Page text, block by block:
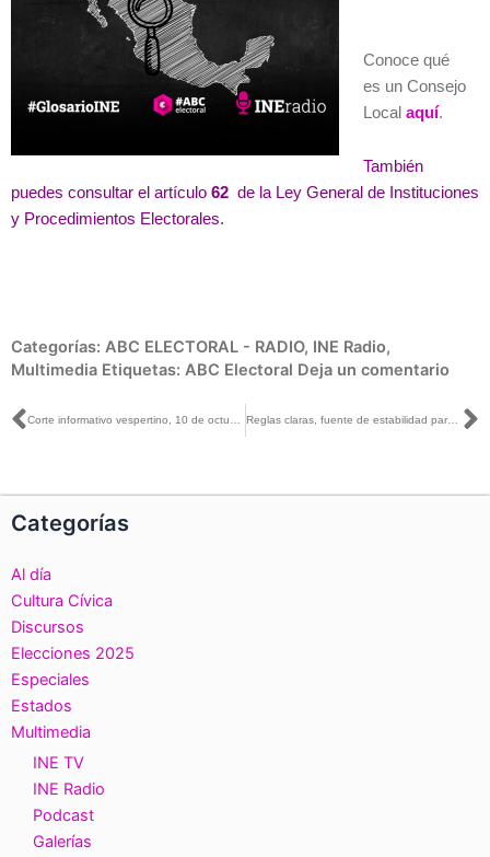
Conoce qué
es un Consejo
Local aquí.
También
puedes consultar el artículo 62 de la Ley General de Instituciones
y Procedimientos Electorales.
Categorías: ABC ELECTORAL - RADIO, INE Radio,
Multimedia Etiquetas: ABC Electoral Deja un comentario
Ant Corte informativo vespertino, 10 de octubre de 2017 Reglas claras, fuente de estabilidad para procurar la gobernabilidad en tiempos electorales: Lorenzo Córdova
Categorías
Al día
Cultura Cívica
Discursos
Elecciones 2025
Especiales
Estados
Multimedia
INE TV
INE Radio
Podcast
Galerías